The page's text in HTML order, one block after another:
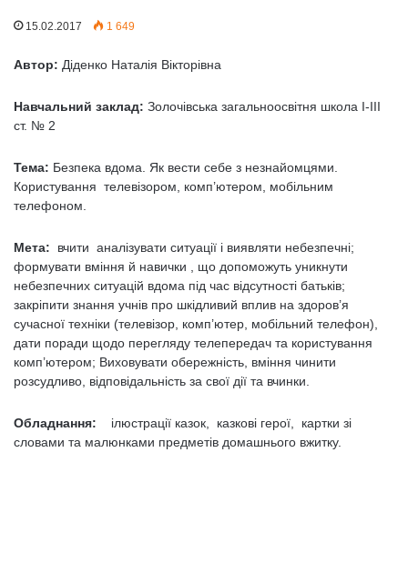
15.02.2017 1 649
Автор: Діденко Наталія Вікторівна
Навчальний заклад: Золочівська загальноосвітня школа I-III
ст. № 2
Тема: Безпека вдома. Як вести себе з незнайомцями.
Користування телевізором, комп’ютером, мобільним
телефоном.
Мета: вчити аналізувати ситуації і виявляти небезпечні;
формувати вміння й навички , що допоможуть уникнути
небезпечних ситуацій вдома під час відсутності батьків;
закріпити знання учнів про шкідливий вплив на здоров’я
сучасної техніки (телевізор, комп’ютер, мобільний телефон),
дати поради щодо перегляду телепередач та користування
комп’ютером; Виховувати обережність, вміння чинити
розсудливо, відповідальність за свої дії та вчинки.
Обладнання:
ілюстрації казок, казкові герої, картки зі
словами та малюнками предметів домашнього вжитку.